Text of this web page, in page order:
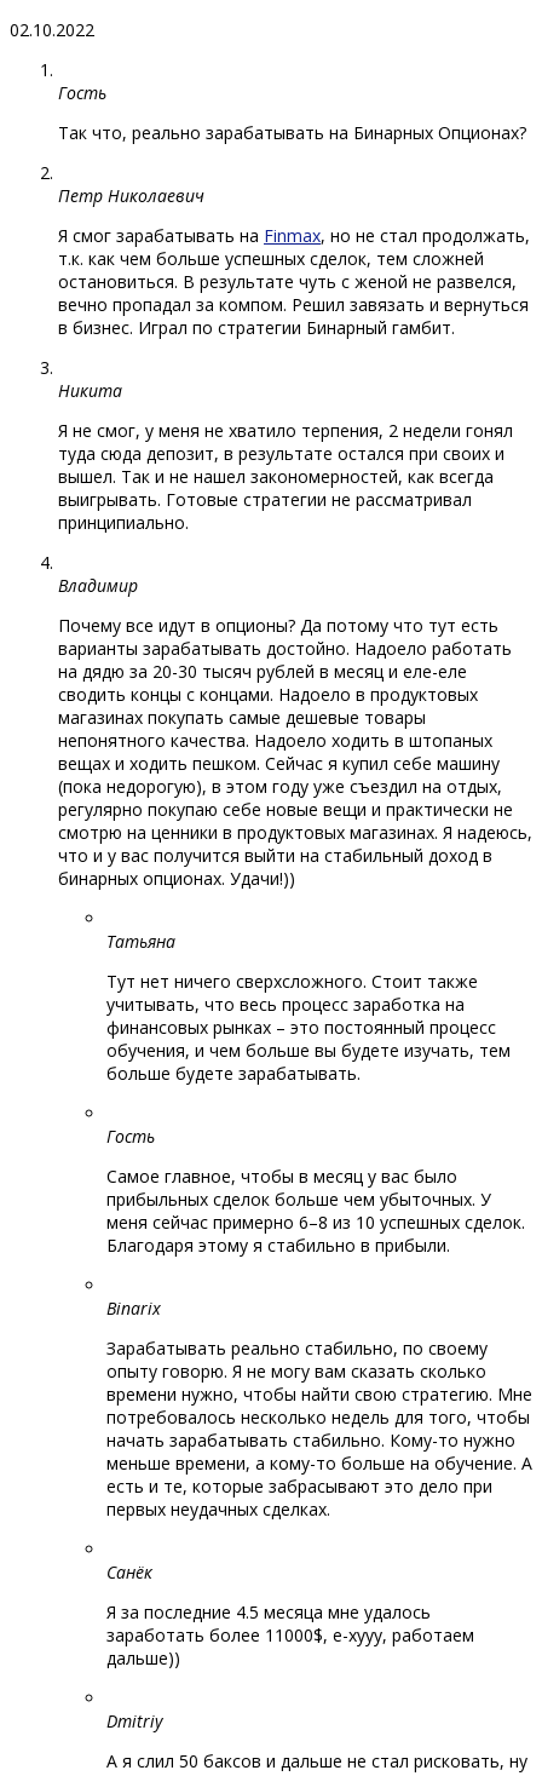
02.10.2022
Гость
Так что, реально зарабатывать на Бинарных Опционах?
Петр Николаевич
Я смог зарабатывать на Finmax, но не стал продолжать,
т.к. как чем больше успешных сделок, тем сложней
остановиться. В результате чуть с женой не развелся,
вечно пропадал за компом. Решил завязать и вернуться
в бизнес. Играл по стратегии Бинарный гамбит.
Никита
Я не смог, у меня не хватило терпения, 2 недели гонял
туда сюда депозит, в результате остался при своих и
вышел. Так и не нашел закономерностей, как всегда
выигрывать. Готовые стратегии не рассматривал
принципиально.
Владимир
Почему все идут в опционы? Да потому что тут есть
варианты зарабатывать достойно. Надоело работать
на дядю за 20-30 тысяч рублей в месяц и еле-еле
сводить концы с концами. Надоело в продуктовых
магазинах покупать самые дешевые товары
непонятного качества. Надоело ходить в штопаных
вещах и ходить пешком. Сейчас я купил себе машину
(пока недорогую), в этом году уже съездил на отдых,
регулярно покупаю себе новые вещи и практически не
смотрю на ценники в продуктовых магазинах. Я надеюсь,
что и у вас получится выйти на стабильный доход в
бинарных опционах. Удачи!))
Татьяна
Тут нет ничего сверхсложного. Стоит также
учитывать, что весь процесс заработка на
финансовых рынках – это постоянный процесс
обучения, и чем больше вы будете изучать, тем
больше будете зарабатывать.
Гость
Самое главное, чтобы в месяц у вас было
прибыльных сделок больше чем убыточных. У
меня сейчас примерно 6–8 из 10 успешных сделок.
Благодаря этому я стабильно в прибыли.
Binarix
Зарабатывать реально стабильно, по своему
опыту говорю. Я не могу вам сказать сколько
времени нужно, чтобы найти свою стратегию. Мне
потребовалось несколько недель для того, чтобы
начать зарабатывать стабильно. Кому-то нужно
меньше времени, а кому-то больше на обучение. А
есть и те, которые забрасывают это дело при
первых неудачных сделках.
Санёк
Я за последние 4.5 месяца мне удалось
заработать более 11000$, е-хууу, работаем
дальше))
Dmitriy
А я слил 50 баксов и дальше не стал рисковать, ну